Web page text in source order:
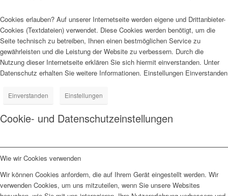
Cookies erlauben? Auf unserer Internetseite werden eigene und Drittanbieter-
Cookies (Textdateien) verwendet. Diese Cookies werden benötigt, um die
Seite technisch zu betreiben, Ihnen einen bestmöglichen Service zu
gewährleisten und die Leistung der Website zu verbessern. Durch die
Nutzung dieser Internetseite erklären Sie sich hiermit einverstanden. Unter
Datenschutz erhalten Sie weitere Informationen. Einstellungen Einverstanden
Einverstanden Einstellungen
Cookie- und Datenschutzeinstellungen
Wie wir Cookies verwenden
Wir können Cookies anfordern, die auf Ihrem Gerät eingestellt werden. Wir
verwenden Cookies, um uns mitzuteilen, wenn Sie unsere Websites